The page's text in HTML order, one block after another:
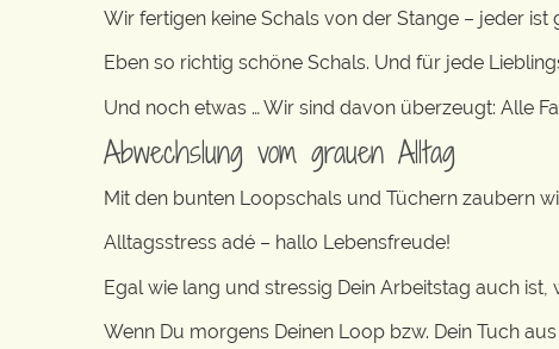
Wir fertigen keine Schals von der Stange – jeder
Eben so richtig schöne Schals. Und für jede
Und noch etwas … Wir sind davon überzeugt: Alle
Abwechslung vom grauen Alltag
Mit den bunten Loopschals und Tüchern zaubern
Alltagsstress adé – hallo Lebensfreude!
Egal wie lang und stressig Dein Arbeitstag auch
Wenn Du morgens Deinen Loop bzw. Dein Tuch